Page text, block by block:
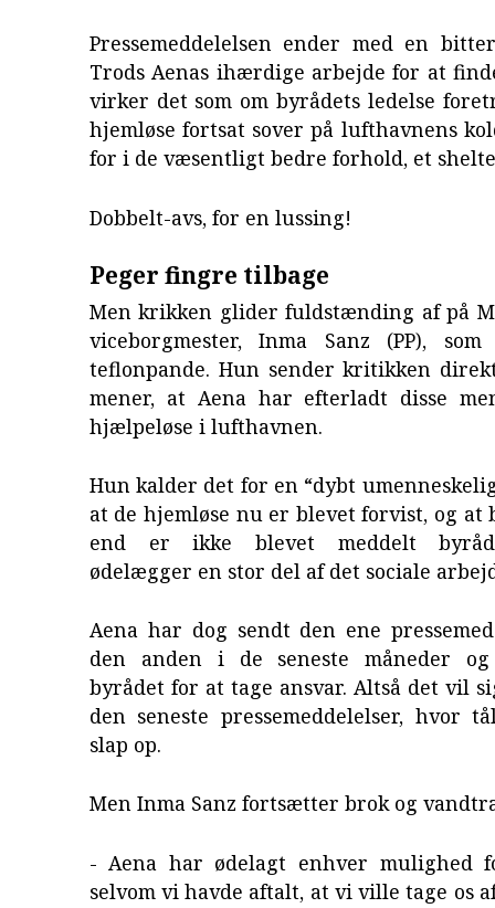
Pressemeddelelsen ender med en
Trods Aenas ihærdige arbejde for at
virker det som om byrådets ledelse
hjemløse fortsat sover på lufthavnens
for i de væsentligt bedre forhold, et
Dobbelt-avs, for en lussing!
Peger fingre tilbage
Men krikken glider fuldstænding af på
viceborgmester, Inma Sanz (PP),
teflonpande. Hun sender kritikken
mener, at Aena har efterladt disse
hjælpeløse i lufthavnen.
Hun kalder det for en “dybt
at de hjemløse nu er blevet forvist, og at
end er ikke blevet meddelt
ødelægger en stor del af det sociale
Aena har dog sendt den ene
den anden i de seneste måneder
byrådet for at tage ansvar. Altså det vil
den seneste pressemeddelelser, hvor
slap op.
Men Inma Sanz fortsætter brok og
- Aena har ødelagt enhver mulighed
selvom vi havde aftalt, at vi ville tage os